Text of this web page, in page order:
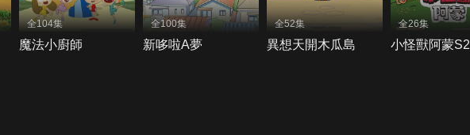
全104集
魔法小廚師
全100集
新哆啦A夢
全52集
異想天開木瓜島
全26集
小怪獸阿蒙S2